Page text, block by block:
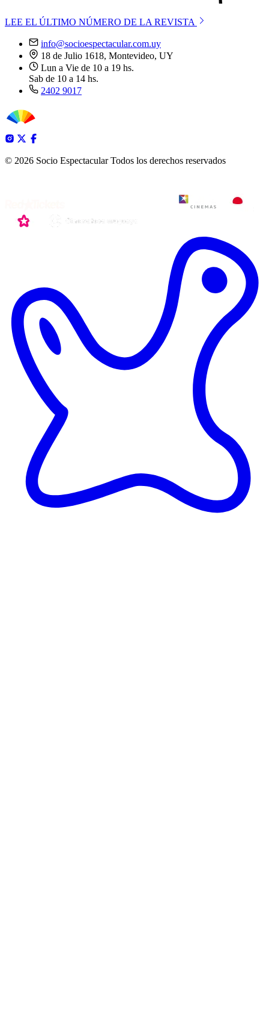
LEE EL ÚLTIMO NÚMERO DE LA REVISTA
info@socioespectacular.com.uy
18 de Julio 1618, Montevideo, UY
Lun a Vie de 10 a 19 hs.
Sab de 10 a 14 hs.
2402 9017
© 2026 Socio Espectacular Todos los derechos reservados